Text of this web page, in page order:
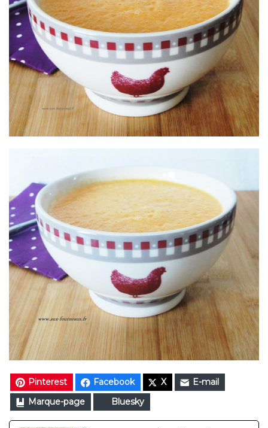
Pinterest Facebook X
E-mail
Marque-page
Bluesky